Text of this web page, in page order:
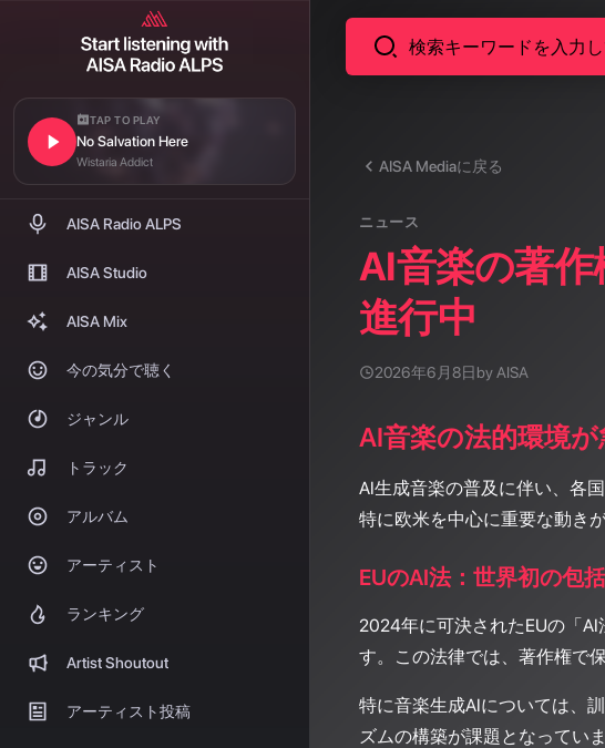
TAP TO PLAY
No Salvation Here
Wistaria Addict
AISA Radio ALPS
AISA Studio
AISA Mix
今の気分で聴く
ジャンル
トラック
アルバム
アーティスト
ランキング
Artist Shoutout
アーティスト投稿
AISA Mediaに戻る
ニュース
AI音楽の著
進行中
2026年6月8日 by AISA
AI音楽の法的環境
AI生成音楽の普及に伴い、各
特に欧米を中心に重要な動き
EUのAI法：世界初の包
2024年に可決されたEUの「
す。この法律では、著作権で
特に音楽生成AIについては、
ズムの構築が課題となっていま